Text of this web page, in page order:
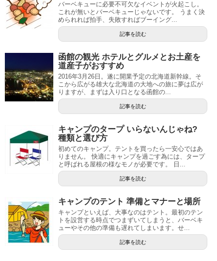
バーベキューに必要不可欠なイベントが火起こし。
これが無いとバーベキューじゃないです。 うまく決
められれば拍手、失敗すればブーイング...
記事を読む
函館の観光 ホテルとグルメとお土産を
道産子がおすすめ
2016年3月26日。遂に開業予定の北海道新幹線。そ
こから広がる雄大な北海道の大地への旅に夢は広が
りますが、まずは入り口となる函館の...
記事を読む
キャンプのタープ いらないんじゃね?
種類と選び方
初めてのキャンプ。テントを買ったら一安心ではあ
りません。 快適にキャンプを過ごす為には、タープ
と呼ばれる屋根の様なモノが必要です。 日...
記事を読む
キャンプのテント 準備とマナーと場所
キャンプといえば、大事なのはテント。最初のテン
トを設営する時点でつまずいてしまうと、バーベキ
ューやその他の準備も遅れてしまいます。せ...
記事を読む